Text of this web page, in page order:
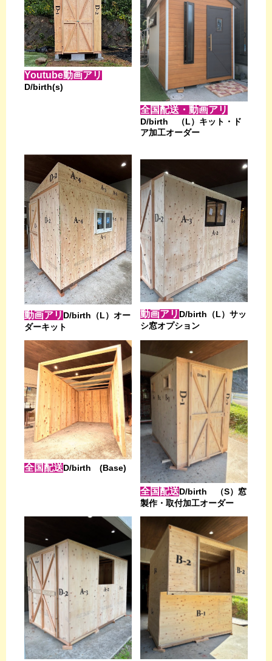
Youtube動画アリ
D/birth(s)
全国配送・動画アリ
D/birth （L）キット・ド
ア加工オーダー
動画アリ D/birth（L）オー
ダーキット
動画アリ D/birth（L）サッ
シ窓オプション
全国配送D/birth (Base)
全国配送D/birth （S）窓
製作・取付加工オーダー